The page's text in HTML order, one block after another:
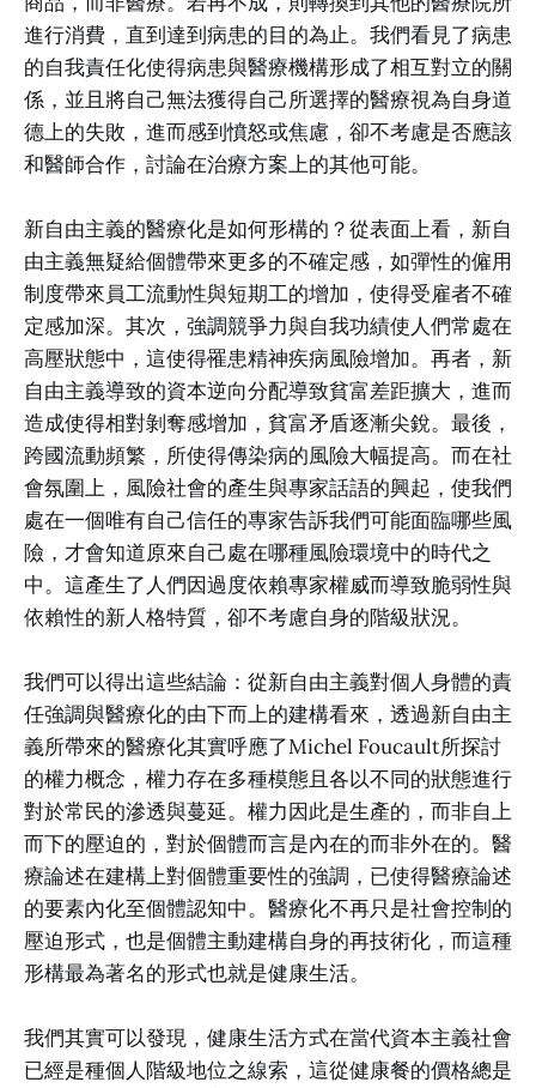
進行消費，直到達到病患的目的為止。我們看見了病患
的自我責任化使得病患與醫療機構形成了相互對立的關
係，並且將自己無法獲得自己所選擇的醫療視為自身道
德上的失敗，進而感到憤怒或焦慮，卻不考慮是否應該
和醫師合作，討論在治療方案上的其他可能。
新自由主義的醫療化是如何形構的？從表面上看，新自
由主義無疑給個體帶來更多的不確定感，如彈性的僱用
制度帶來員工流動性與短期工的增加，使得受雇者不確
定感加深。其次，強調競爭力與自我功績使人們常處在
高壓狀態中，這使得罹患精神疾病風險增加。再者，新
自由主義導致的資本逆向分配導致貧富差距擴大，進而
造成使得相對剝奪感增加，貧富矛盾逐漸尖銳。最後，
跨國流動頻繁，所使得傳染病的風險大幅提高。而在社
會氛圍上，風險社會的產生與專家話語的興起，使我們
處在一個唯有自己信任的專家告訴我們可能面臨哪些風
險，才會知道原來自己處在哪種風險環境中的時代之
中。這產生了人們因過度依賴專家權威而導致脆弱性與
依賴性的新人格特質，卻不考慮自身的階級狀況。
我們可以得出這些結論：從新自由主義對個人身體的責
任強調與醫療化的由下而上的建構看來，透過新自由主
義所帶來的醫療化其實呼應了Michel Foucault所探討
的權力概念，權力存在多種模態且各以不同的狀態進行
對於常民的滲透與蔓延。權力因此是生產的，而非自上
而下的壓迫的，對於個體而言是內在的而非外在的。醫
療論述在建構上對個體重要性的強調，已使得醫療論述
的要素內化至個體認知中。醫療化不再只是社會控制的
壓迫形式，也是個體主動建構自身的再技術化，而這種
形構最為著名的形式也就是健康生活。
我們其實可以發現，健康生活方式在當代資本主義社會
已經是種個人階級地位之線索，這從健康餐的價格總是